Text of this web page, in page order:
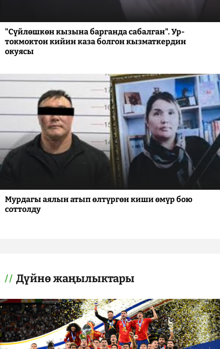
"Сүйлөшкөн кызына барганда сабалган". Ур-
токмоктон кийин каза болгон кызматкердин
окуясы
Мурдагы аялын атып өлтүргөн киши өмүр бою
соттолду
Дүйнө жаңылыктары